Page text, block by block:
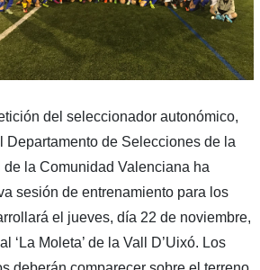
del seleccionador autonómico,
Departamento de Selecciones de la
la Comunidad Valenciana ha
sesión de entrenamiento para los
el jueves, día 22 de noviembre,
‘La Moleta’ de la Vall D’Uixó. Los